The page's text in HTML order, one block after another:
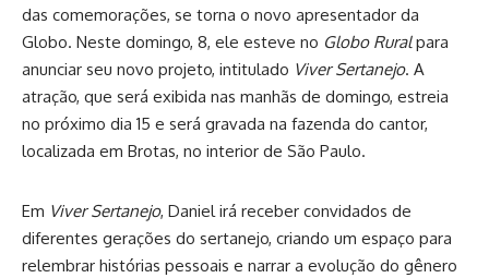
das comemorações, se torna o novo apresentador da
Globo. Neste domingo, 8, ele esteve no Globo Ruralpara
anunciar seu novo projeto, intitulado Viver Sertanejo. A
atração, que será exibida nas manhãs de domingo, estreia
no próximo dia 15 e será gravada na fazenda do cantor,
localizada em Brotas, no interior de São Paulo.
Em Viver Sertanejo, Daniel irá receber convidados de
diferentes gerações do sertanejo, criando um espaço para
relembrar histórias pessoais e narrar a evolução do gênero